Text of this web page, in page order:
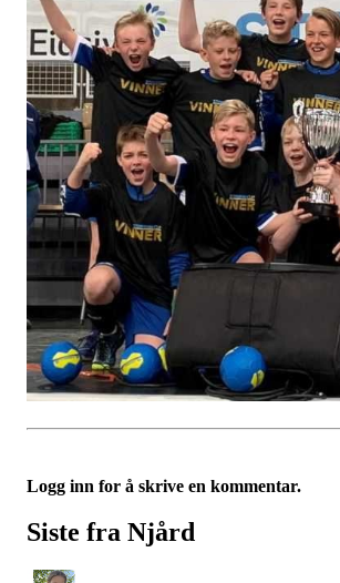
Logg inn for å skrive en kommentar.
Siste fra Njård